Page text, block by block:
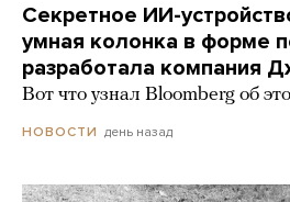
Секретное ИИ-
умная колонка в форме
разработала компания
Вот что узнал Bloomberg об
НОВОСТИ день назад